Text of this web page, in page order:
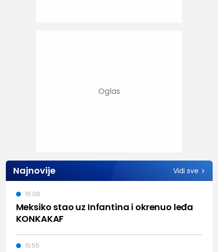
Najnovije Vidi sve
Meksiko stao uz Infantina i okrenuo leđa
KONKAKAF
16:08
15:55